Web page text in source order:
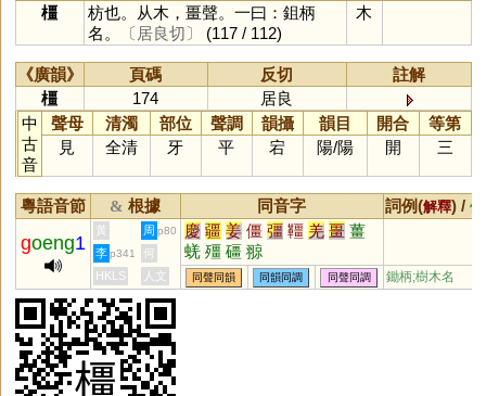
橿
枋也。从木，畺聲。一曰：鉏柄
名。
〔居良切〕 (117 / 112)
木
《廣韻》 頁碼 反切
註解
橿
174
居良
中
古
音
聲母 清濁 部位 聲調 韻攝 韻目 開合
等第
見
全清 牙 平 宕 陽/陽 開 三
粵語音節 & 根據 同音字 詞例(解釋) /
goeng1
黃 周 p80 慶 疆 姜 僵 彊 韁 羌 畺 薑
蜣 殭 礓 翞
李 p341
何
HKLS
人文 同聲同韻 同韻同調 同聲同調 鋤柄;樹木名